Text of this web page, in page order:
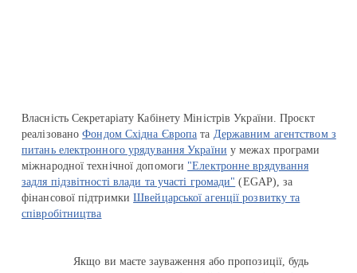
Власність Секретаріату Кабінету Міністрів України. Проєкт
реалізованоФондом Східна Європа та Державним агентством з
питань електронного урядування України у межах програми
міжнародної технічної допомоги "Електронне врядування
задля підзвітності влади та участі громади" (EGAP), за
фінансової підтримкиШвейцарської агенції розвитку та
співробітництва
Якщо ви маєте зауваження або пропозиції, будь